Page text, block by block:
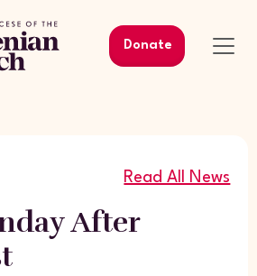
Donate
Read All News
After